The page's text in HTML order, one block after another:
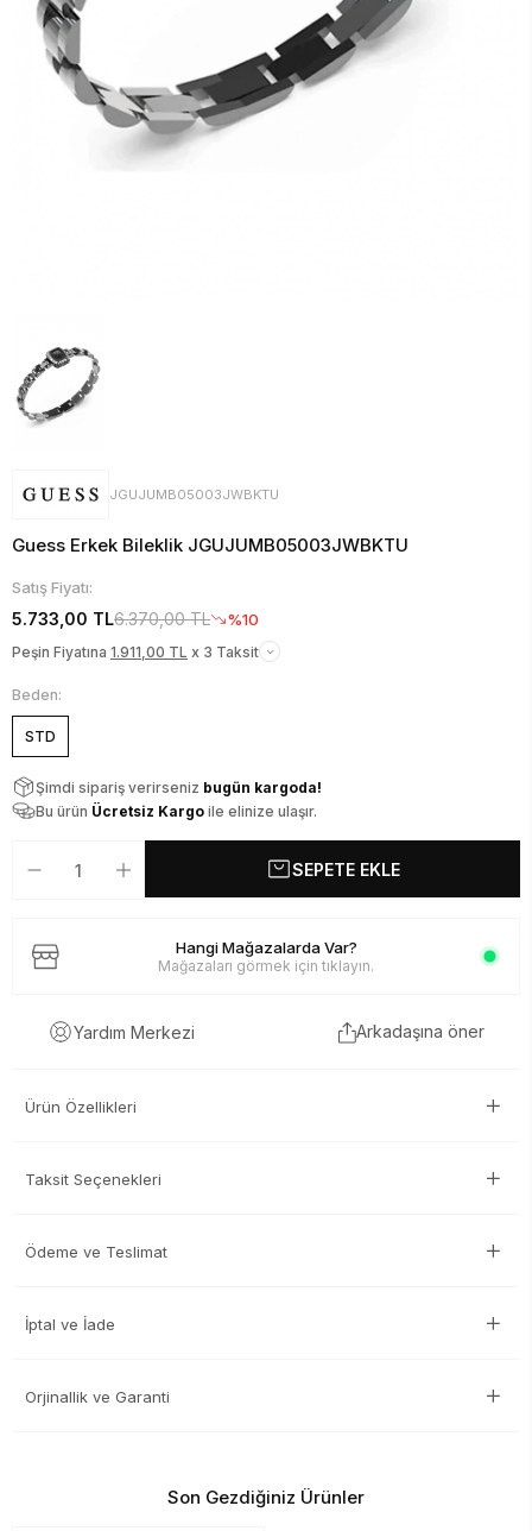
JGUJUMB05003JWBKTU
Guess Erkek Bileklik JGUJUMB05003JWBKTU
Satış Fiyatı:
5.733,00 TL6.370,00 TL %10
Peşin Fiyatına 1.911,00 TL x 3 Taksit
Beden:
STD
Şimdi sipariş verirseniz bugün kargoda!
Bu ürün Ücretsiz Kargo ile elinize ulaşır.
SEPETE EKLE
Hangi Mağazalarda Var?
Mağazaları görmek için tıklayın.
Yardım Merkezi Arkadaşına öner
Ürün Özellikleri
Taksit Seçenekleri
Ödeme ve Teslimat
İptal ve İade
Orjinallik ve Garanti
Son Gezdiğiniz Ürünler